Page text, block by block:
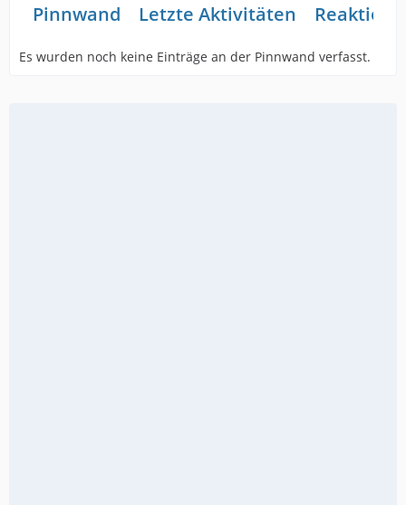
Pinnwand Letzte Aktivitäten
Es wurden noch keine Einträge an der Pinnwand verfasst.